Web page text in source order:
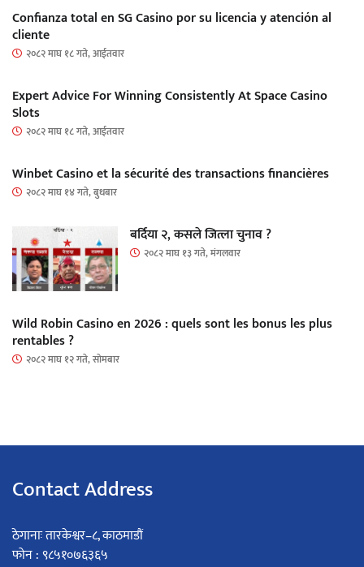
Confianza total en SG Casino por su licencia y atención al
cliente
२०८२ माघ १८ गते, आईतवार
Expert Advice For Winning Consistently At Space Casino
Slots
२०८२ माघ १८ गते, आईतवार
Winbet Casino et la sécurité des transactions financières
२०८२ माघ १४ गते, बुधबार
बर्दिया २, कसले जित्ला चुनाव ?
२०८२ माघ १३ गते, मंगलवार
Wild Robin Casino en 2026 : quels sont les bonus les plus
rentables ?
२०८२ माघ १२ गते, सोमबार
Contact Address
ठेगानाः तारकेश्वर–८, काठमाडौं
फोन : ९८५१०७६३६५